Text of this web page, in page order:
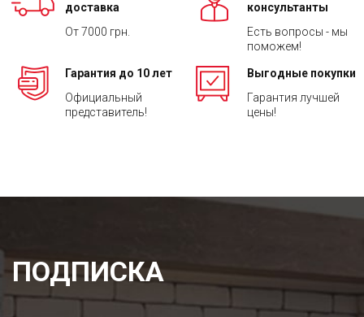
доставка
От 7000 грн.
консультанты
Есть вопросы - мы
поможем!
Гарантия до 10 лет
Официальный
представитель!
Выгодные покупки
Гарантия лучшей
цены!
ПОДПИСКА